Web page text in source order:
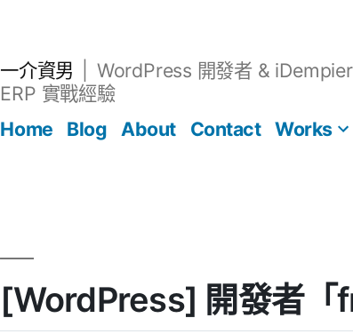
一介資男
WordPress 開發者 &
ERP 實戰經驗
Home
Blog About Contact Works
[WordPress] 開發者「